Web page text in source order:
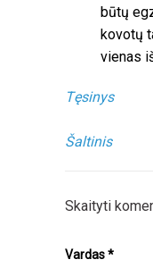
būtų
kovotų
vienas
Tęsinys
Šaltinis
Skaityti
Vardas*